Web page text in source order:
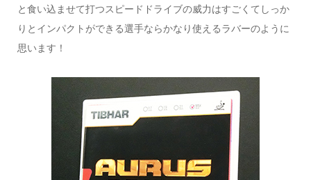
と食い込ませて打つスピードドライブの威力はすごくてしっか
りとインパクトができる選手ならかなり使えるラバーのように
思います！